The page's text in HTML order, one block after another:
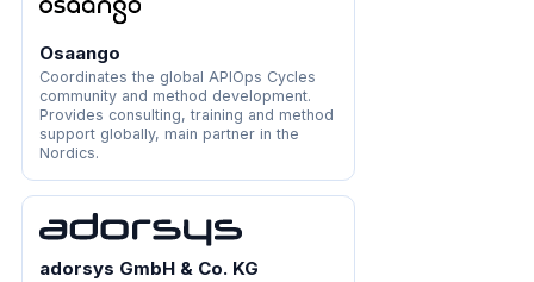
Osaango
Coordinates the global APIOps Cycles
community and method development.
Provides consulting, training and method
support globally, main partner in the
Nordics.
adorsys GmbH & Co. KG